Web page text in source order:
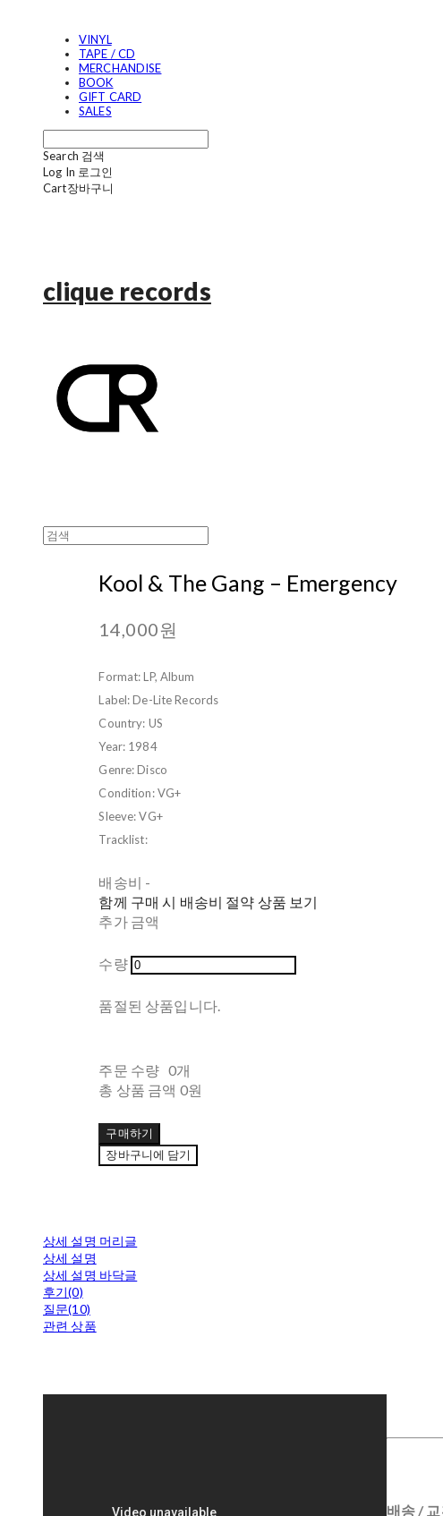
VINYL
TAPE / CD
MERCHANDISE
BOOK
GIFT CARD
SALES
Search 검색
Log In 로그인
Cart장바구니
clique records
Kool & The Gang – Emergency
14,000원
Format: LP, Album
Label: De-Lite Records
Country: US
Year: 1984
Genre: Disco
Condition: VG+
Sleeve: VG+
Tracklist:
배송비 -
함께 구매 시 배송비 절약 상품 보기
추가 금액
수량
품절된 상품입니다.
주문 수량 0개
총 상품 금액 0원
구매하기
장바구니에 담기
상세 설명 머리글
상세 설명
상세 설명 바닥글
후기(0)
질문(10)
관련 상품
배송 /